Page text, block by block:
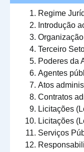
Regime
Introdução
Terceiro
Poderes da
Agentes
Atos
Contratos
Licitações
Licitações
Serviços